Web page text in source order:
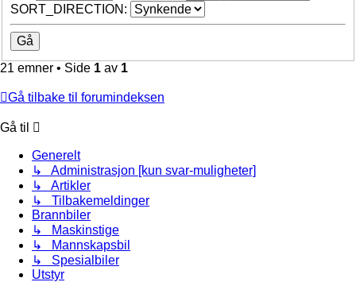
SORT_DIRECTION:
21 emner • Side 1 av 1
Gå tilbake til forumindeksen
Gå til
Generelt
↳ Administrasjon [kun svar-muligheter]
↳ Artikler
↳ Tilbakemeldinger
Brannbiler
↳ Maskinstige
↳ Mannskapsbil
↳ Spesialbiler
Utstyr